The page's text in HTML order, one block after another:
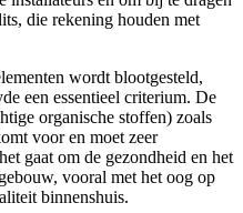
die rekening houden met
wordt blootgesteld,
een essentieel criterium. De
organische stoffen) zoals
voor en moet zeer
gaat om de gezondheid en het
vooral met het oog op
binnenshuis.